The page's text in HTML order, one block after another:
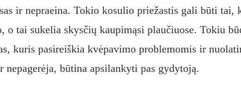
ir nepraeina. Tokio kosulio priežastis gali būti tai,
o tai sukelia skysčių kaupimąsi plaučiuose. Tokiu
kuris pasireiškia kvėpavimo problemomis ir
nepagerėja, būtina apsilankyti pas gydytoją.